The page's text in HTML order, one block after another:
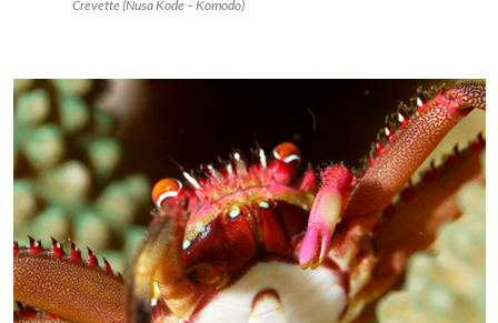
Crevette (Nusa Kode – Komodo)